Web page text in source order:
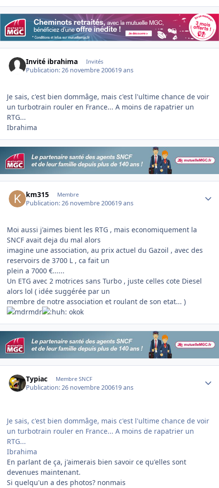
Invité ibrahima Invités
Publication:26 novembre 200619 ans
Je sais, c'est bien dommâge, mais c'est l'ultime chance de voir
un turbotrain rouler en France... A moins de rapatrier un
RTG...
Ibrahima
km315 Membre
Publication:26 novembre 200619 ans
Moi aussi j'aimes bient les RTG , mais economiquement la
SNCF avait deja du mal alors
imagine une association, au prix actuel du Gazoil , avec des
reservoirs de 3700 L , ca fait un
plein a 7000 €......
Un ETG avec 2 motrices sans Turbo , juste celles cote Diesel
alors lol ( idée suggérée par un
membre de notre association et roulant de son etat... )
okok
Typiac Membre SNCF
Publication:26 novembre 200619 ans
Je sais, c'est bien dommâge, mais c'est l'ultime chance de voir
un turbotrain rouler en France... A moins de rapatrier un
RTG...
Ibrahima
En parlant de ça, j'aimerais bien savoir ce qu'elles sont
devenues maintenant.
Si quelqu'un a des photos? nonmais